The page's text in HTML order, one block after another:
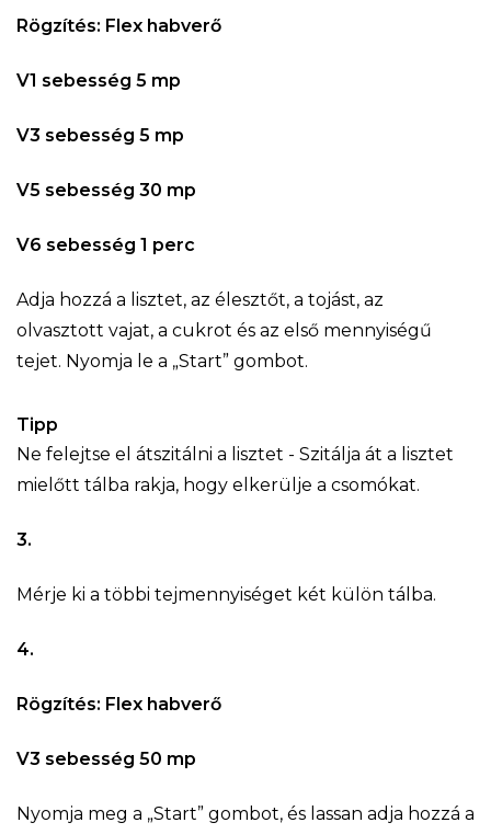
Rögzítés: Flex habverő
V1 sebesség 5 mp
V3 sebesség 5 mp
V5 sebesség 30 mp
V6 sebesség 1 perc
Adja hozzá a lisztet, az élesztőt, a tojást, az
olvasztott vajat, a cukrot és az első mennyiségű
tejet. Nyomja le a „Start” gombot.
Tipp
Ne felejtse el átszitálni a lisztet - Szitálja át a lisztet
mielőtt tálba rakja, hogy elkerülje a csomókat.
3.
Mérje ki a többi tejmennyiséget két külön tálba.
4.
Rögzítés: Flex habverő
V3 sebesség 50 mp
Nyomja meg a „Start” gombot, és lassan adja hozzá a